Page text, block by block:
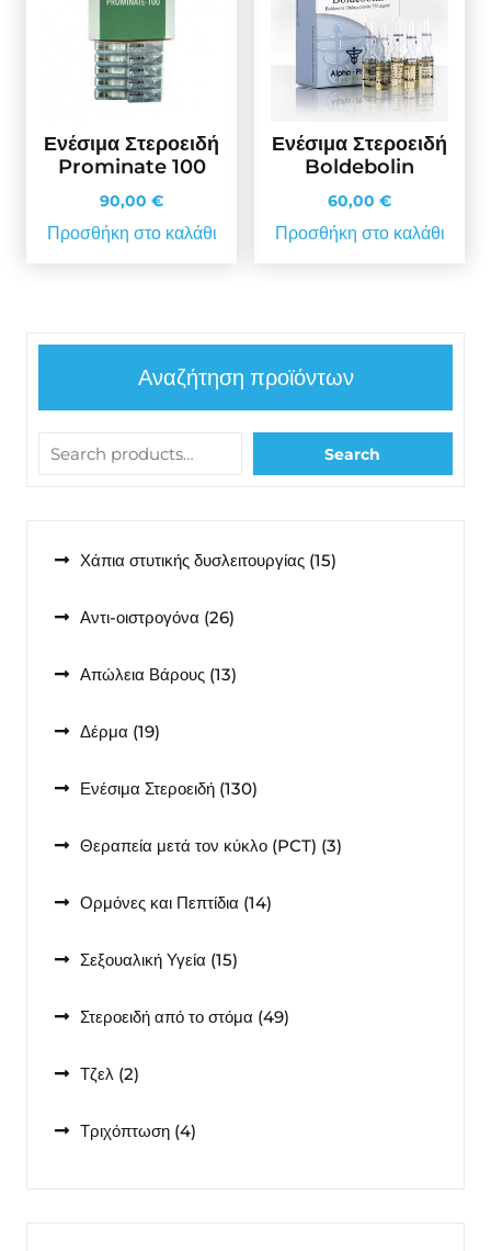
Ενέσιμα Στεροειδή
Prominate 100
90,00 €
Προσθήκη στο καλάθι
Ενέσιμα Στεροειδή
Boldebolin
60,00 €
Προσθήκη στο καλάθι
Αναζήτηση προϊόντων
Search
Χάπια στυτικής δυσλειτουργίας 1515
Αντι-οιστρογόνα 2626
Απώλεια Βάρους 1313
Δέρμα 1919
Ενέσιμα Στεροειδή 130130
Θεραπεία μετά τον κύκλο (PCT) 33
Ορμόνες και Πεπτίδια 1414
Σεξουαλική Υγεία 1515
Στεροειδή από το στόμα 4949
Τζελ 22
Τριχόπτωση 44